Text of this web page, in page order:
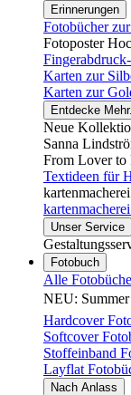
Erinnerungen
Fotobücher
Fotoposter
Karten zur
Karten zur
Entdecke
Neue
Sanna
From Lover to
Textideen für
Unser Service
Fotobuch
Alle
NEU:
Hardcover
Softcover
Stoffeinband
Layflat
Nach Anlass